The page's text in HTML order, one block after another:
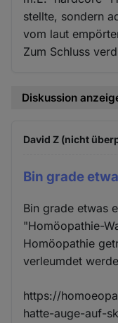
stellte, sondern
vom laut
Zum Schluss
Diskussion
David Z (nicht
Bin grade
Bin grade etwas
"Homöopathie-
Homöopathie
verleumdet
https://
hatte-auge-auf-